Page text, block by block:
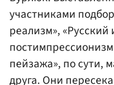
участниками
реализм»,
пейзажа», по сути,
друга. Они